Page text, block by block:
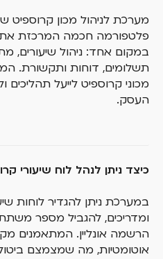
מערכת לניהול מכון קרוספיט
פלטפורמה חכמה המרכזת את
במקום אחד: ניהול שיעורים,
תשלומים, דוחות ותקשורת.
מכוני קרוספיט לייעל
העסק.
כיצד ניתן לנהל לוח שיעורי
במערכת ניתן להגדיר לוחות
הרשמה אונליין. המתאמנים
אוטומטיות, מה שמצמצם